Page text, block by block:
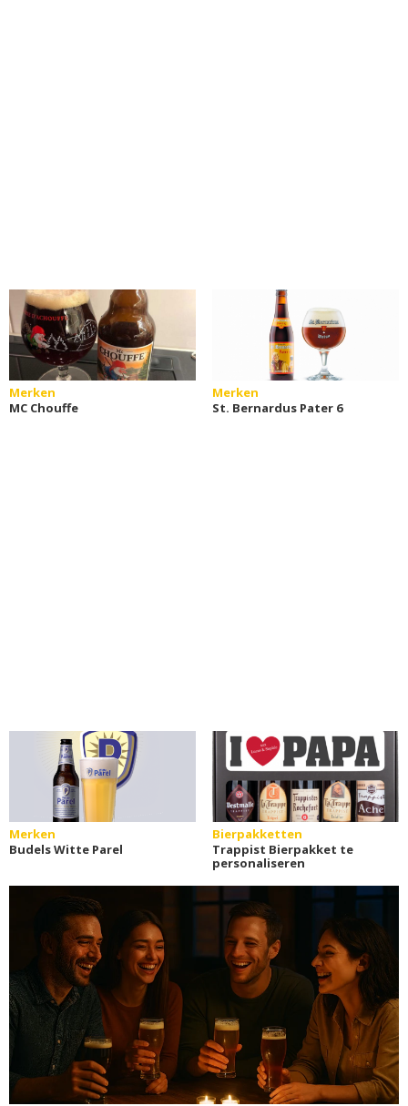
Merken
MC Chouffe
Merken
St. Bernardus Pater 6
Merken
Budels Witte Parel
Bierpakketten
Trappist Bierpakket te
personaliseren